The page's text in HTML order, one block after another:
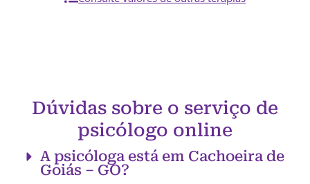
Dúvidas sobre o serviço de
psicólogo online
A psicóloga está em Cachoeira de
Goiás – GO?